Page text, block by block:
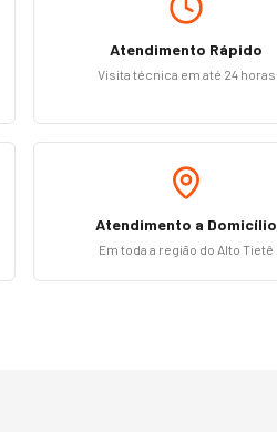
Atendimento Rápido
Visita técnica em até 24 horas
Atendimento a Domicílio
Em toda a região do Alto Tietê